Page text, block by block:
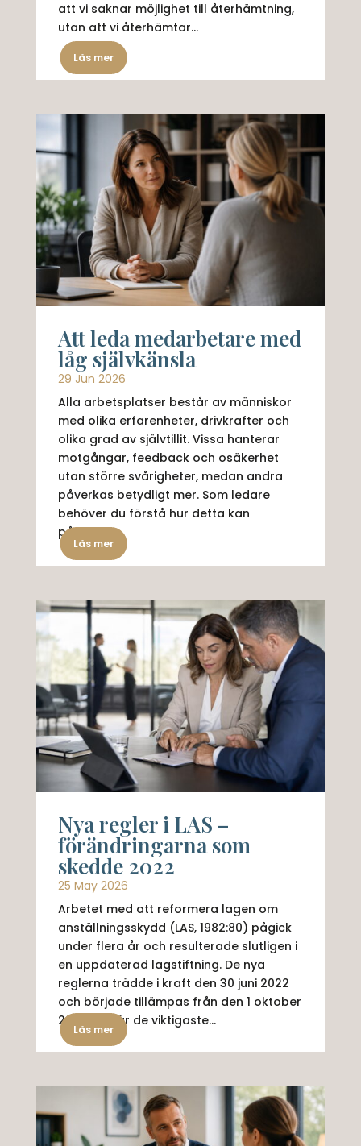
att vi saknar möjlighet till återhämtning,
utan att vi återhämtar...
Läs mer
Att leda medarbetare med
låg självkänsla
29 Jun 2026
Alla arbetsplatser består av människor
med olika erfarenheter, drivkrafter och
olika grad av självtillit. Vissa hanterar
motgångar, feedback och osäkerhet
utan större svårigheter, medan andra
påverkas betydligt mer. Som ledare
behöver du förstå hur detta kan
påverka...
Läs mer
Nya regler i LAS –
förändringarna som
skedde 2022
25 May 2026
Arbetet med att reformera lagen om
anställningsskydd (LAS, 1982:80) pågick
under flera år och resulterade slutligen i
en uppdaterad lagstiftning. De nya
reglerna trädde i kraft den 30 juni 2022
och började tillämpas från den 1 oktober
2022. Här är de viktigaste...
Läs mer